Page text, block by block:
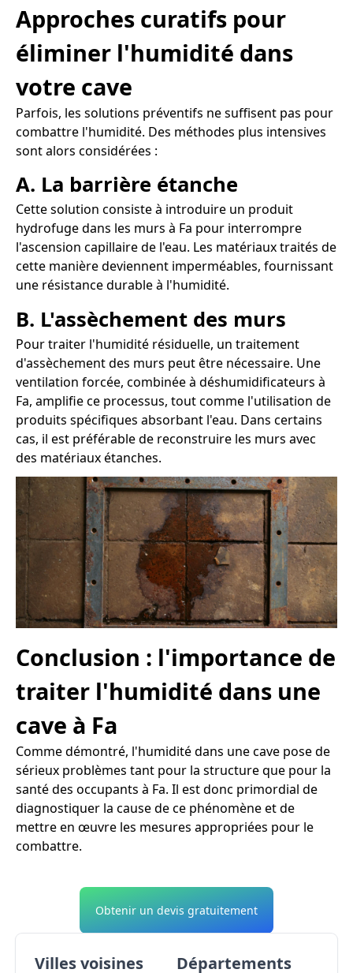
Approches curatifs pour
éliminer l'humidité dans
votre cave
Parfois, les solutions préventifs ne suffisent pas pour
combattre l'humidité. Des méthodes plus intensives
sont alors considérées :
A. La barrière étanche
Cette solution consiste à introduire un produit
hydrofuge dans les murs à Fa pour interrompre
l'ascension capillaire de l'eau. Les matériaux traités de
cette manière deviennent imperméables, fournissant
une résistance durable à l'humidité.
B. L'assèchement des murs
Pour traiter l'humidité résiduelle, un traitement
d'assèchement des murs peut être nécessaire. Une
ventilation forcée, combinée à déshumidificateurs à
Fa, amplifie ce processus, tout comme l'utilisation de
produits spécifiques absorbant l'eau. Dans certains
cas, il est préférable de reconstruire les murs avec
des matériaux étanches.
Conclusion : l'importance de
traiter l'humidité dans une
cave à Fa
Comme démontré, l'humidité dans une cave pose de
sérieux problèmes tant pour la structure que pour la
santé des occupants à Fa. Il est donc primordial de
diagnostiquer la cause de ce phénomène et de
mettre en œuvre les mesures appropriées pour le
combattre.
Obtenir un devis gratuitement
Villes voisines Départements